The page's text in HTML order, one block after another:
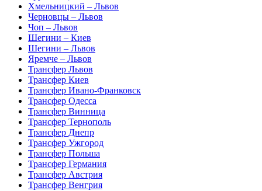
Хмельницкий – Львов
Черновцы – Львов
Чоп – Львов
Шегини – Киев
Шегини – Львов
Яремче – Львов
Трансфер Львов
Трансфер Киев
Трансфер Ивано-Франковск
Трансфер Одесса
Трансфер Винница
Трансфер Тернополь
Трансфер Днепр
Трансфер Ужгород
Трансфер Польша
Трансфер Германия
Трансфер Австрия
Трансфер Венгрия